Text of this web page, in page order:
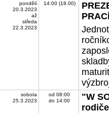
pondělí
20.3.2023
až
středa
22.3.2023
14:00 (18.00)
sobota
25.3.2023
od 08:00
do 14:00
"W